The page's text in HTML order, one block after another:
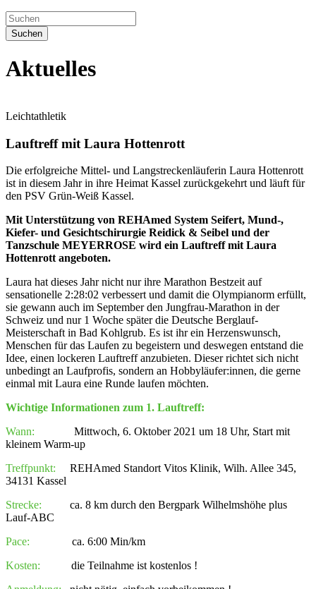
Suchen
Aktuelles
Leichtathletik
Lauftreff mit Laura Hottenrott
Die erfolgreiche Mittel- und Langstreckenläuferin Laura Hottenrott
ist in diesem Jahr in ihre Heimat Kassel zurückgekehrt und läuft für
den PSV Grün-Weiß Kassel.
Mit Unterstützung von REHAmed System Seifert, Mund-,
Kiefer- und Gesichtschirurgie Reidick & Seibel und der
Tanzschule MEYERROSE wird ein Lauftreff mit Laura
Hottenrott angeboten.
Laura hat dieses Jahr nicht nur ihre Marathon Bestzeit auf
sensationelle 2:28:02 verbessert und damit die Olympianorm erfüllt,
sie gewann auch im September den Jungfrau-Marathon in der
Schweiz und nur 1 Woche später die Deutsche Berglauf-
Meisterschaft in Bad Kohlgrub. Es ist ihr ein Herzenswunsch,
Menschen für das Laufen zu begeistern und deswegen entstand die
Idee, einen lockeren Lauftreff anzubieten. Dieser richtet sich nicht
unbedingt an Laufprofis, sondern an Hobbyläufer:innen, die gerne
einmal mit Laura eine Runde laufen möchten.
Wichtige Informationen zum 1. Lauftreff:
Wann: Mittwoch, 6. Oktober 2021 um 18 Uhr, Start mit
kleinem Warm-up
Treffpunkt: REHAmed Standort Vitos Klinik, Wilh. Allee 345,
34131 Kassel
Strecke: ca. 8 km durch den Bergpark Wilhelmshöhe plus
Lauf-ABC
Pace: ca. 6:00 Min/km
Kosten: die Teilnahme ist kostenlos !